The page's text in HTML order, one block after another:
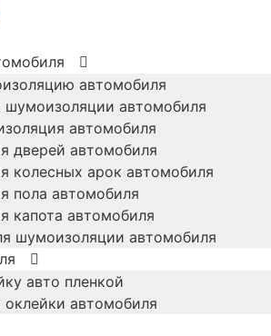
автомобиля
шумоизоляции автомобиля
автомобиля
дверей автомобиля
колесных арок автомобиля
пола автомобиля
капота автомобиля
шумоизоляции автомобиля
авто пленкой
оклейки автомобиля